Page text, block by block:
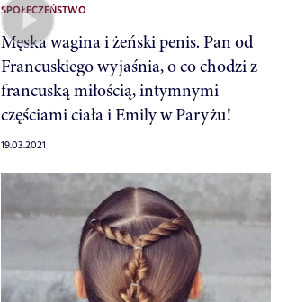
SPOŁECZEŃSTWO
Męska wagina i żeński penis. Pan od
Francuskiego wyjaśnia, o co chodzi z
francuską miłością, intymnymi
częściami ciała i Emily w Paryżu!
19.03.2021